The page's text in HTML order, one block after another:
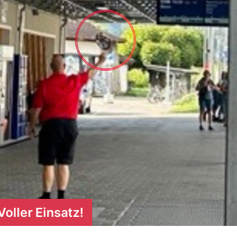
Einsatz!